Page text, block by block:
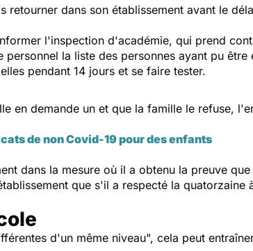
dans son établissement avant le
l'inspection d'académie, qui prend
la liste des personnes ayant pu être
pendant 14 jours et se faire tester.
en demande un et que la famille le refuse,
de non Covid-19 pour des enfants
dans la mesure où il a obtenu la preuve
que s'il a respecté la quatorzaine
d'un même niveau", cela peut